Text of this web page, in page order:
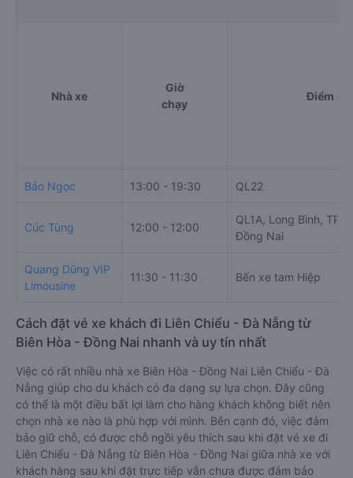
Nhà xe
Giờ
chạy
Điểm đi
Bảo Ngọc 13:00 - 19:30 QL22
Cúc Tùng 12:00 - 12:00
QL1A, Long Bình, TP.
Đồng Nai
Quang Dũng VIP
Limousine
11:30 - 11:30 Bến xe tam Hiệp
Cách đặt vé xe khách đi Liên Chiểu - Đà Nẵng từ
Biên Hòa - Đồng Nai nhanh và uy tín nhất
Việc có rất nhiều nhà xe Biên Hòa - Đồng Nai Liên Chiểu - Đà
Nẵng giúp cho du khách có đa dạng sự lựa chọn. Đây cũng
có thể là một điều bất lợi làm cho hàng khách không biết nên
chọn nhà xe nào là phù hợp với mình. Bên cạnh đó, việc đảm
bảo giữ chỗ, có được chỗ ngồi yêu thích sau khi đặt vé xe đi
Liên Chiểu - Đà Nẵng từ Biên Hòa - Đồng Nai giữa nhà xe với
khách hàng sau khi đặt trực tiếp vẫn chưa được đảm bảo